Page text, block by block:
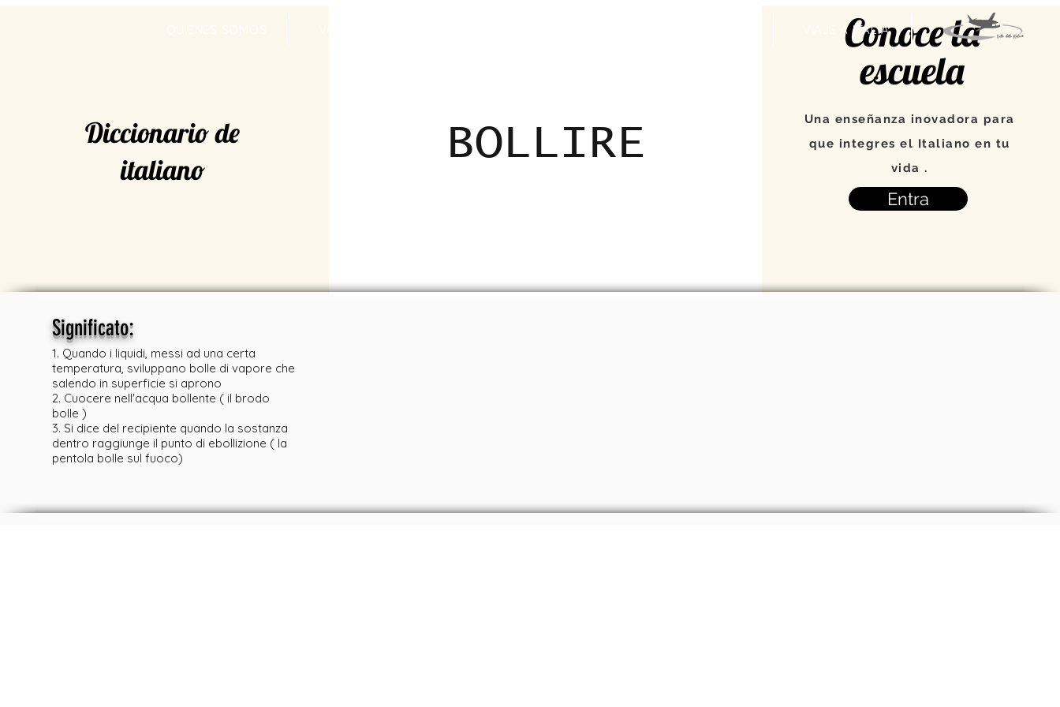
VIAJE A ITALIA
Diccionario de
italiano
BOLLIRE
Conoce la
escuela
Una enseñanza inovadora para
que integres el Italiano en tu
vida .
Entra
Significato:
1. Quando i liquidi, messi ad una certa
temperatura, sviluppano bolle di vapore che
salendo in superficie si aprono
2. Cuocere nell'acqua bollente ( il brodo
bolle )
3. Si dice del recipiente quando la sostanza
dentro raggiunge il punto di ebollizione ( la
pentola bolle sul fuoco)